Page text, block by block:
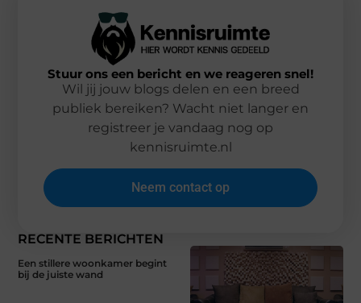
RECENTE BERICHTEN
Een stillere woonkamer begint
bij de juiste wand
Stuur ons een bericht en we reageren snel!
Wil jij jouw blogs delen en een breed
publiek bereiken? Wacht niet langer en
registreer je vandaag nog op
kennisruimte.nl
Neem contact op